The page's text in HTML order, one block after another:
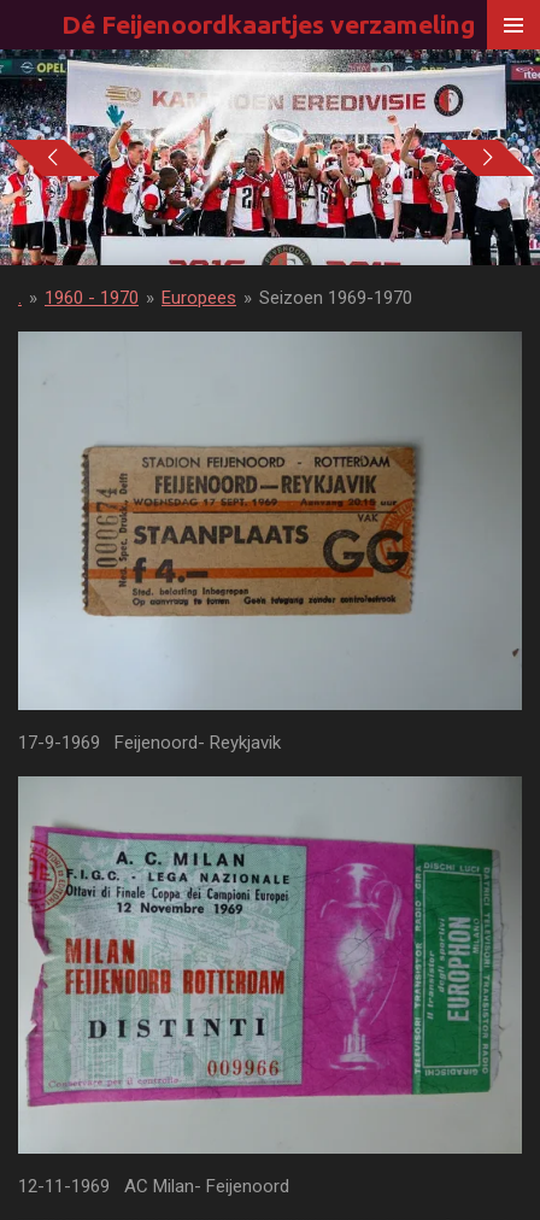
direct
naar
de
hoofdinhoud
Dé Feijenoordkaartjes verzameling
. » 1960 - 1970 » Europees » Seizoen 1969-1970
17-9-1969 Feijenoord- Reykjavik
12-11-1969 AC Milan- Feijenoord